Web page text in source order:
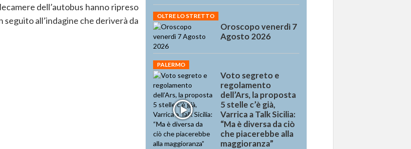
dell’autobus hanno ripreso
all’indagine che deriverà da
OLTRE LO STRETTO
Oroscopo venerdì 7
Agosto 2026
PALERMO
Voto segreto e
regolamento
dell’Ars, la proposta
5 stelle c’è già,
Varrica a Talk Sicilia:
“Ma è diversa da ciò
che piacerebbe alla
maggioranza”